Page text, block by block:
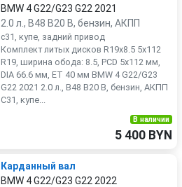
BMW 4 G22/G23 G22 2021
2.0 л., B48 B20 B, бензин, АКПП
c31, купе, задний привод
Комплект литых дисков R19x8.5 5x112
R19, ширина обода: 8.5, PCD 5x112 мм,
DIA 66.6 мм, ET 40 мм BMW 4 G22/G23
G22 2021 2.0 л., B48 B20 B, бензин, АКПП
C31, купе...
В наличии
5 400 BYN
Карданный вал
BMW 4 G22/G23 G22 2022